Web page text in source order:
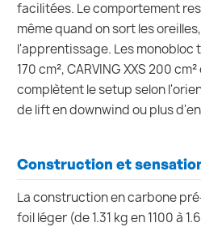
facilitées. Le comportement
même quand on sort les
l'apprentissage. Les monobloc
170 cm², CARVING XXS 200
complètent le setup selon
de lift en downwind ou plus
Construction et
La construction en carbone
foil léger (de 1.31 kg en 1100 à